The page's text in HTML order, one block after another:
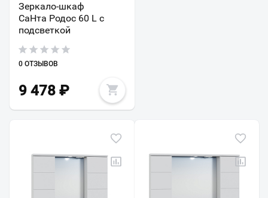
Зеркало-шкаф
СаНта Родос 60 L с
подсветкой
0 ОТЗЫВОВ
9 478 ₽